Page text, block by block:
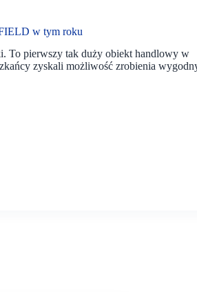
w tym roku
To pierwszy tak duży obiekt handlowy w
zyskali możliwość zrobienia